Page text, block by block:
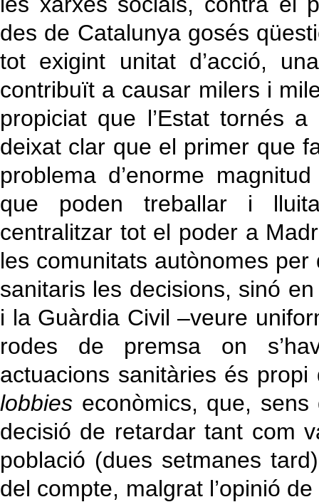
des de Catalunya gosés
tot exigint unitat d’acció,
contribuït a causar milers i
propiciat que l’Estat tornés
deixat clar que el primer que
problema d’enorme
que poden treballar i
centralitzar tot el poder a
les comunitats autònomes
sanitaris les decisions, sinó
i la Guàrdia Civil –veure
rodes de premsa on
actuacions sanitàries és
lobbies econòmics, que,
decisió de retardar tant com
població (dues setmanes
del compte, malgrat l’opinió